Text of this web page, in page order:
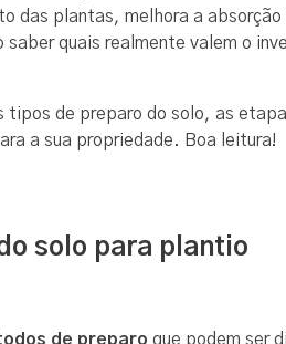
das plantas, melhora a
saber quais realmente valem o
tipos de preparo do solo, as
a sua propriedade. Boa leitura!
solo para plantio
de preparo que podem ser